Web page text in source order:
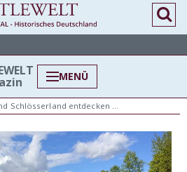
Schlösserland entdecken …
MENÜ